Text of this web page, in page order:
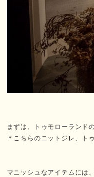
まずは、トゥモローランド
＊こちらのニットジレ、ト
マニッシュなアイテムには